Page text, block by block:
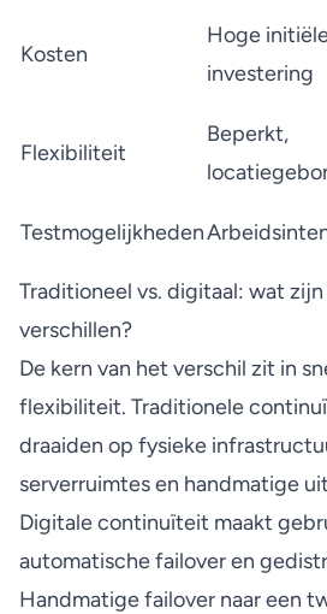
Kosten
Hoge
investering
Flexibiliteit
Beperkt,
Testmogelijkheden
Traditioneel vs. digitaal: wat
verschillen?
De kern van het verschil zit in
flexibiliteit. Traditionele
draaiden op fysieke
serverruimtes en handmatige
Digitale continuïteit maakt
automatische failover en
Handmatige failover naar een